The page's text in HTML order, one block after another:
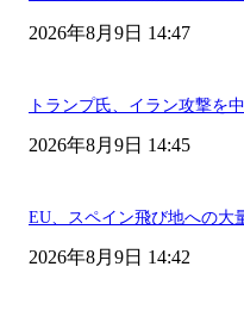
2026年8月9日 14:47
トランプ氏、イラン攻撃を
2026年8月9日 14:45
EU、スペイン飛び地への大
2026年8月9日 14:42